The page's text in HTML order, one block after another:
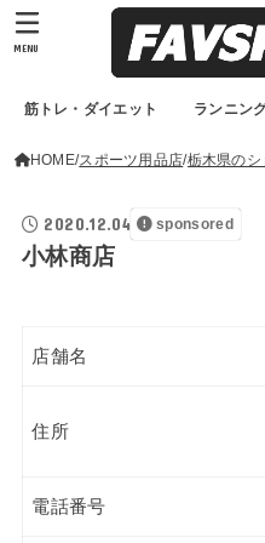
筋トレ・ダイエット ランニン
MENU
HOME スポーツ用品店 栃木県のシ
2020.12.04 sponsored
小林商店
店舗名
住所
電話番号